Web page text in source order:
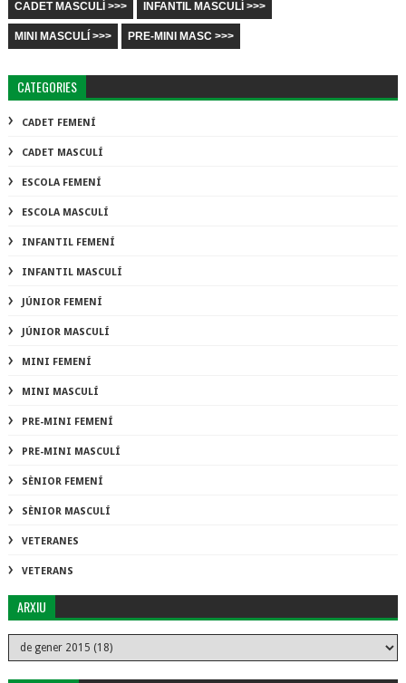
CADET MASCULÍ >>> INFANTIL MASCULÍ >>>
MINI MASCULÍ >>> PRE-MINI MASC >>>
CATEGORIES
CADET FEMENÍ
CADET MASCULÍ
ESCOLA FEMENÍ
ESCOLA MASCULÍ
INFANTIL FEMENÍ
INFANTIL MASCULÍ
JÚNIOR FEMENÍ
JÚNIOR MASCULÍ
MINI FEMENÍ
MINI MASCULÍ
PRE-MINI FEMENÍ
PRE-MINI MASCULÍ
SÈNIOR FEMENÍ
SÈNIOR MASCULÍ
VETERANES
VETERANS
ARXIU